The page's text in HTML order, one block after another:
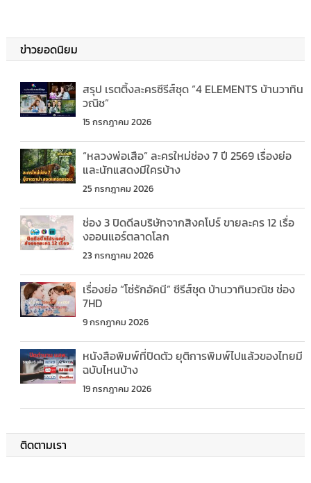
ข่าวยอดนิยม
สรุป เรตติ้งละครซีรีส์ชุด “4 ELEMENTS บ้านวาทิน
วณิช”
15 กรกฎาคม 2026
“หลวงพ่อเสือ” ละครใหม่ช่อง 7 ปี 2569 เรื่องย่อ
และนักแสดงมีใครบ้าง
25 กรกฎาคม 2026
ช่อง 3 ปิดดีลบริษัทจากสิงคโปร์ ขายละคร 12 เรื่อ
งออนแอร์ตลาดโลก
23 กรกฎาคม 2026
เรื่องย่อ “โซ่รักอัคนี” ซีรีส์ชุด บ้านวาทินวณิช ช่อง
7HD
9 กรกฎาคม 2026
หนังสือพิมพ์ที่ปิดตัว ยุติการพิมพ์ไปแล้วของไทยมี
ฉบับไหนบ้าง
19 กรกฎาคม 2026
ติดตามเรา